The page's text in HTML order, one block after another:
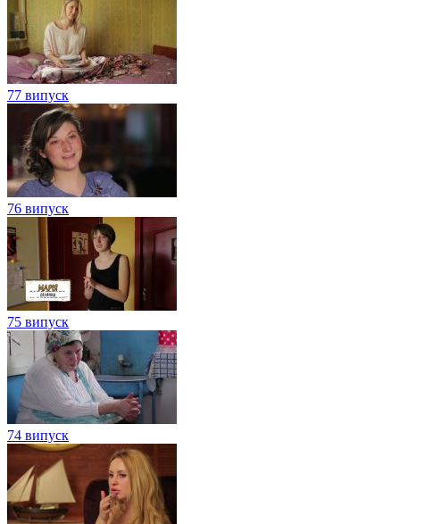
77 випуск
76 випуск
75 випуск
74 випуск